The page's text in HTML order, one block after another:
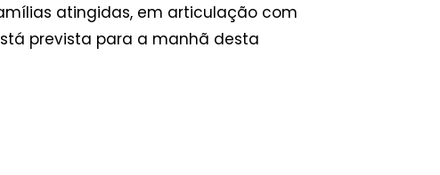
atingidas, em articulação com
prevista para a manhã desta